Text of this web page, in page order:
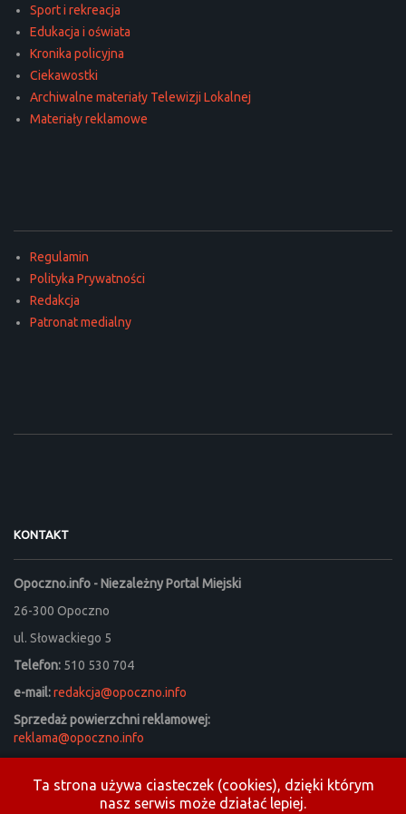
Sport i rekreacja
Edukacja i oświata
Kronika policyjna
Ciekawostki
Archiwalne materiały Telewizji Lokalnej
Materiały reklamowe
Regulamin
Polityka Prywatności
Redakcja
Patronat medialny
KONTAKT
Opoczno.info - Niezależny Portal Miejski
26-300 Opoczno
ul. Słowackiego 5
Telefon: 510 530 704
e-mail:redakcja@opoczno.info
Sprzedaż powierzchni reklamowej:
reklama@opoczno.info
listy_do_redakcji@opoczno.info
Ta strona używa ciasteczek (cookies), dzięki którym
nasz serwis może działać lepiej.